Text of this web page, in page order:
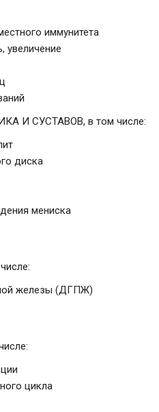
иммунитета
увеличение
И СУСТАВОВ, в том числе:
диска
мениска
железы (ДГПЖ)
цикла